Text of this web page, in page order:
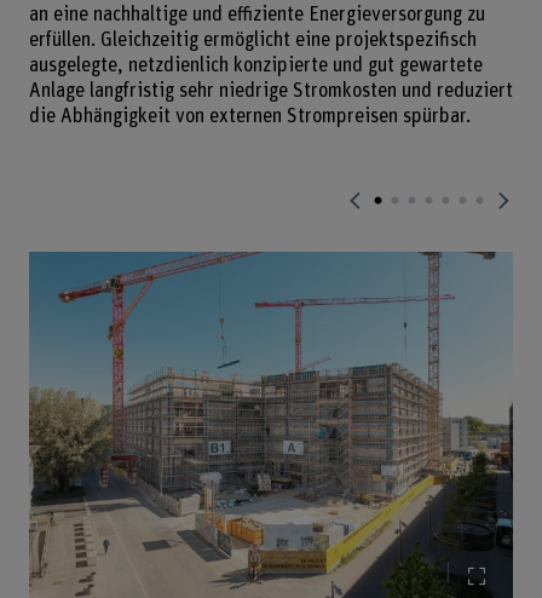
an eine nachhaltige und effiziente Energieversorgung zu
erfüllen. Gleichzeitig ermöglicht eine projektspezifisch
ausgelegte, netzdienlich konzipierte und gut gewartete
Anlage langfristig sehr niedrige Stromkosten und reduziert
die Abhängigkeit von externen Strompreisen spürbar.